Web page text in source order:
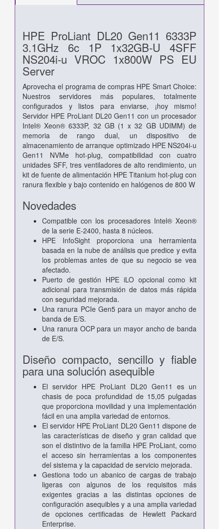
HPE ProLiant DL20 Gen11 6333P
3.1GHz 6c 1P 1x32GB‑U 4SFF
NS204i‑u VROC 1x800W PS EU
Server
Aprovecha el programa de compras HPE Smart Choice:
Nuestros servidores más populares, totalmente
configurados y listos para enviarse, ¡hoy mismo!
Servidor HPE ProLiant DL20 Gen11 con un procesador
Intel® Xeon® 6333P, 32 GB (1 x 32 GB UDIMM) de
memoria de rango dual, un dispositivo de
almacenamiento de arranque optimizado HPE NS204i-u
Gen11 NVMe hot-plug, compatibilidad con cuatro
unidades SFF, tres ventiladores de alto rendimiento, un
kit de fuente de alimentación HPE Titanium hot-plug con
ranura flexible y bajo contenido en halógenos de 800 W
Novedades
Compatible con los procesadores Intel® Xeon®
de la serie E-2400, hasta 8 núcleos.
HPE InfoSight proporciona una herramienta
basada en la nube de análisis que predice y evita
los problemas antes de que su negocio se vea
afectado.
Puerto de gestión HPE iLO opcional como kit
adicional para transmisión de datos más rápida
con seguridad mejorada.
Una ranura PCIe Gen5 para un mayor ancho de
banda de E/S.
Una ranura OCP para un mayor ancho de banda
de E/S.
Diseño compacto, sencillo y fiable
para una solución asequible
El servidor HPE ProLiant DL20 Gen11 es un
chasis de poca profundidad de 15,05 pulgadas
que proporciona movilidad y una implementación
fácil en una amplia variedad de entornos.
El servidor HPE ProLiant DL20 Gen11 dispone de
las características de diseño y gran calidad que
son el distintivo de la familia HPE ProLiant, como
el acceso sin herramientas a los componentes
del sistema y la capacidad de servicio mejorada.
Gestiona todo un abanico de cargas de trabajo
ligeras con algunos de los requisitos más
exigentes gracias a las distintas opciones de
configuración asequibles y a una amplia variedad
de opciones certificadas de Hewlett Packard
Enterprise.